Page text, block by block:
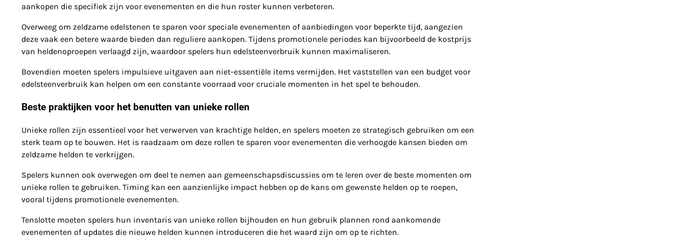
aankopen die specifiek zijn voor evenementen en die hun roster kunnen verbeteren.
Overweeg om zeldzame edelstenen te sparen voor speciale evenementen of aanbiedingen voor beperkte tijd, aangezien
deze vaak een betere waarde bieden dan reguliere aankopen. Tijdens promotionele periodes kan bijvoorbeeld de kostprijs
van heldenoproepen verlaagd zijn, waardoor spelers hun edelsteenverbruik kunnen maximaliseren.
Bovendien moeten spelers impulsieve uitgaven aan niet-essentiële items vermijden. Het vaststellen van een budget voor
edelsteenverbruik kan helpen om een constante voorraad voor cruciale momenten in het spel te behouden.
Beste praktijken voor het benutten van unieke rollen
Unieke rollen zijn essentieel voor het verwerven van krachtige helden, en spelers moeten ze strategisch gebruiken om een
sterk team op te bouwen. Het is raadzaam om deze rollen te sparen voor evenementen die verhoogde kansen bieden om
zeldzame helden te verkrijgen.
Spelers kunnen ook overwegen om deel te nemen aan gemeenschapsdiscussies om te leren over de beste momenten om
unieke rollen te gebruiken. Timing kan een aanzienlijke impact hebben op de kans om gewenste helden op te roepen,
vooral tijdens promotionele evenementen.
Tenslotte moeten spelers hun inventaris van unieke rollen bijhouden en hun gebruik plannen rond aankomende
evenementen of updates die nieuwe helden kunnen introduceren die het waard zijn om op te richten.